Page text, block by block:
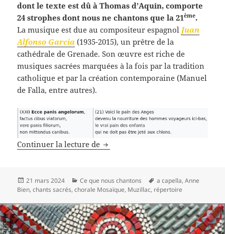
dont le texte est dû à Thomas d’Aquin, comporte
24 strophes dont nous ne chantons que la 21ème.
La musique est due au compositeur espagnol Juan
Alfonso Garcia (1935-2015), un prêtre de la
cathédrale de Grenade. Son œuvre est riche de
musiques sacrées marquées à la fois par la tradition
catholique et par la création contemporaine (Manuel
de Falla, entre autres).
Continuer la lecture de Ecce panis angelorum
Publié
le
21 mars 2024 Catégories
Ce que nous chantons
Mots-
clés
a capella,Anne
Bien,chants sacrés,chorale Mosaïque, Muzillac, répertoire